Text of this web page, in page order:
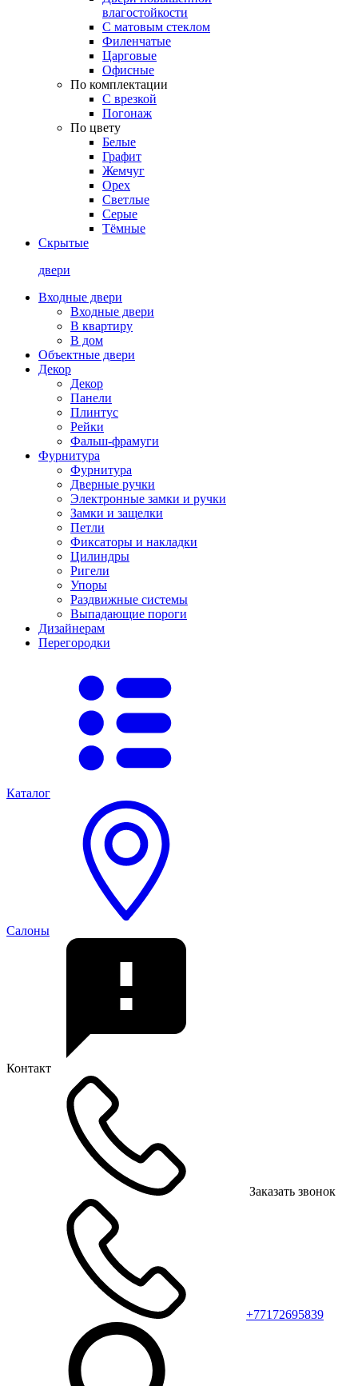
влагостойкости
С матовым стеклом
Филенчатые
Царговые
Офисные
По комплектации
С врезкой
Погонаж
По цвету
Белые
Графит
Жемчуг
Орех
Светлые
Серые
Тёмные
Скрытые
двери
Входные двери
Входные двери
В квартиру
В дом
Объектные двери
Декор
Декор
Панели
Плинтус
Рейки
Фальш-фрамуги
Фурнитура
Фурнитура
Дверные ручки
Электронные замки и ручки
Замки и защелки
Петли
Фиксаторы и накладки
Цилиндры
Ригели
Упоры
Раздвижные системы
Выпадающие пороги
Дизайнерам
Перегородки
Каталог
Салоны
Контакт
Заказать звонок
+77172695839